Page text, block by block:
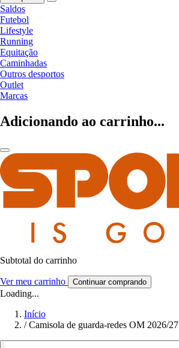
Saldos
Futebol
Lifestyle
Running
Equitação
Caminhadas
Outros desportos
Outlet
Marcas
Adicionando ao carrinho...
Subtotal do carrinho
Ver meu carrinho Continuar comprando
Loading...
Início
/ Camisola de guarda-redes OM 2026/27